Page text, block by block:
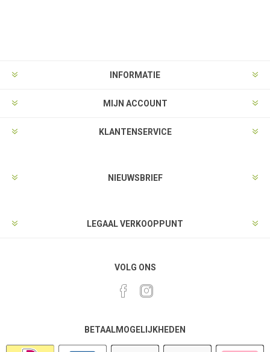
INFORMATIE
MIJN ACCOUNT
KLANTENSERVICE
NIEUWSBRIEF
LEGAAL VERKOOPPUNT
VOLG ONS
BETAALMOGELIJKHEDEN